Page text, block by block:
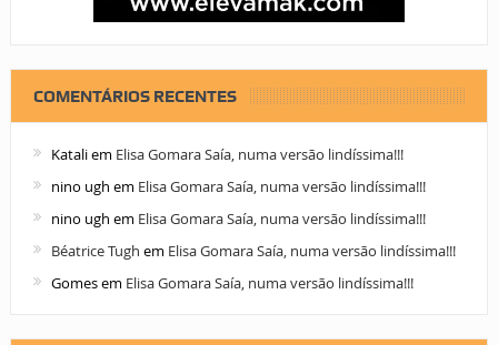
COMENTÁRIOS RECENTES
Kataliem Elisa Gomara Saía, numa versão lindíssima!!!
nino ugh em Elisa Gomara Saía, numa versão lindíssima!!!
nino ugh em Elisa Gomara Saía, numa versão lindíssima!!!
Béatrice Tugh em Elisa Gomara Saía, numa versão lindíssima!!!
Gomesem Elisa Gomara Saía, numa versão lindíssima!!!